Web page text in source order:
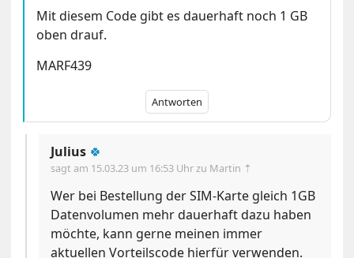
Mit diesem Code gibt es dauerhaft noch 1 GB
oben drauf.
MARF439
Antworten
Julius 🍀
sagt am 15.03.23 um 16:53 Uhrzu Martin ⇡
Wer bei Bestellung der SIM-Karte gleich 1GB
Datenvolumen mehr dauerhaft dazu haben
möchte, kann gerne meinen immer
aktuellen Vorteilscode hierfür verwenden.